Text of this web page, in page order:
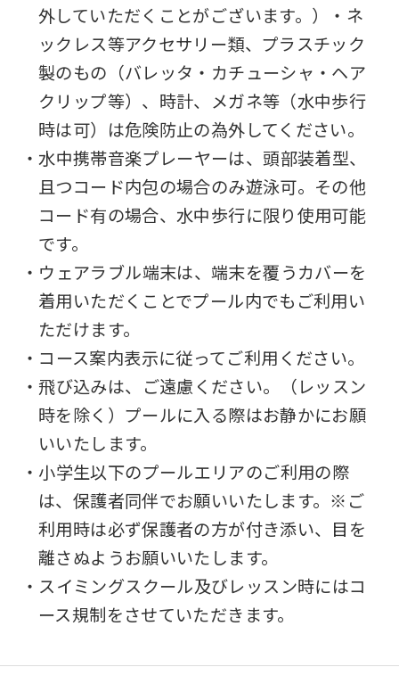
外していただくことがございます。）・ネ
ックレス等アクセサリー類、プラスチック
製のもの（バレッタ・カチューシャ・ヘア
クリップ等）、時計、メガネ等（水中歩行
時は可）は危険防止の為外してください。
・水中携帯音楽プレーヤーは、頭部装着型、
且つコード内包の場合のみ遊泳可。その他
コード有の場合、水中歩行に限り使用可能
です。
・ウェアラブル端末は、端末を覆うカバーを
着用いただくことでプール内でもご利用い
ただけます。
・コース案内表示に従ってご利用ください。
・飛び込みは、ご遠慮ください。（レッスン
時を除く）プールに入る際はお静かにお願
いいたします。
・小学生以下のプールエリアのご利用の際
は、保護者同伴でお願いいたします。※ご
利用時は必ず保護者の方が付き添い、目を
離さぬようお願いいたします。
・スイミングスクール及びレッスン時にはコ
ース規制をさせていただきます。